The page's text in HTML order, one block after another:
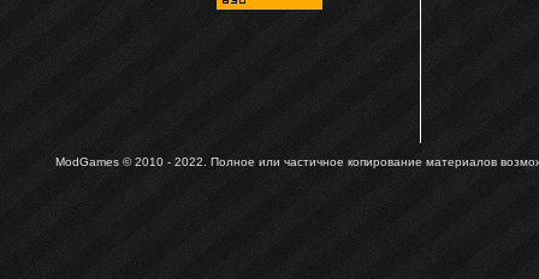
ModGames © 2010 - 2022. Полное или частичное копирование материалов